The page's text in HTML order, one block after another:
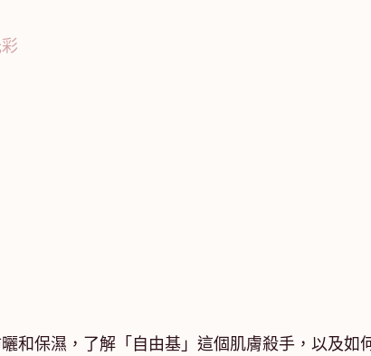
和保濕，了解「自由基」這個肌膚殺手，以及如